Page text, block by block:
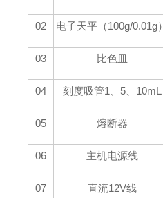
02 电子天平（100g/0.01g）
03 比色皿
04 刻度吸管1 5、 10mL
05 熔断器
06 主机电源线
07 直流12V线